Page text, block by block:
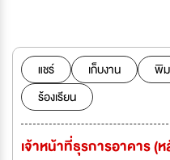
แชร์ เก็บงาน
พิ
ร้องเรียน
เจ้าหน้าที่ธุรการอาคาร (